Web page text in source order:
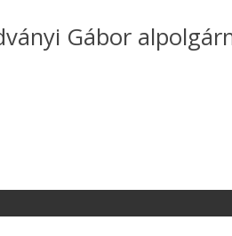
Gábor